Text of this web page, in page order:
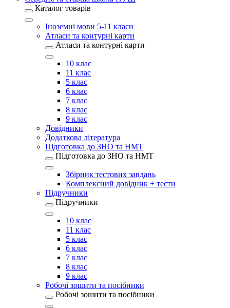
Каталог товарів
Іноземні мови 5-11 класи
Атласи та контурні карти
Атласи та контурні карти
10 клас
11 клас
5 клас
6 клас
7 клас
8 клас
9 клас
Довідники
Додаткова література
Підготовка до ЗНО та НМТ
Підготовка до ЗНО та НМТ
Збірник тестових завдань
Комплексний довідник + тести
Підручники
Підручники
10 клас
11 клас
5 клас
6 клас
7 клас
8 клас
9 клас
Робочі зошити та посібники
Робочі зошити та посібники